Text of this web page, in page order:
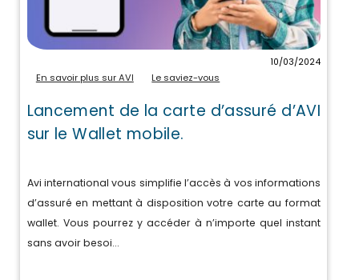
10/03/2024
En savoir plus sur AVI Le saviez-vous
Lancement de la carte d’assuré d’AVI
sur le Wallet mobile.
Avi international vous simplifie l’accès à vos informations
d’assuré en mettant à disposition votre carte au format
wallet. Vous pourrez y accéder à n’importe quel instant
sans avoir besoi...